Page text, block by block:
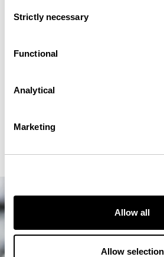
Selection
Strictly necessary
Functional
Analytical
Marketing
Allow all
Allow selection